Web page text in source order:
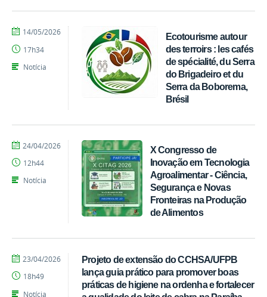
Ecotourisme autour
des terroirs : les cafés
de spécialité, du Serra
do Brigadeiro et du
Serra da Boborema,
Brésil
por
publicado
14/05/2026
17h34
Notícia
X Congresso de
Inovação em Tecnologia
Agroalimentar - Ciência,
Segurança e Novas
Fronteiras na Produção
de Alimentos
por
publicado
24/04/2026
12h44
Notícia
Projeto de extensão do CCHSA/UFPB
lança guia prático para promover boas
práticas de higiene na ordenha e fortalecer
por
publicado
23/04/2026
18h49
Notícia